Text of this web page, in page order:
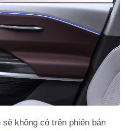
không có trên phiên bản